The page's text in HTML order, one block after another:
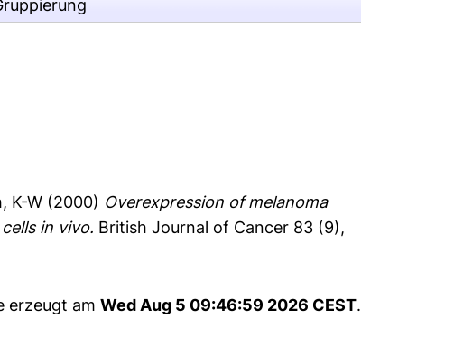
K-W (2000) Overexpression of melanoma
in vivo. British Journal of Cancer 83 (9),
erzeugt am Wed Aug 5 09:46:59 2026 CEST.